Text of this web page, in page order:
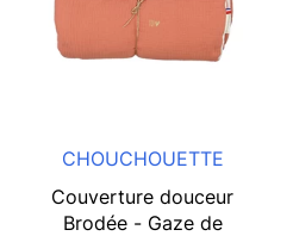
CHOUCHOUETTE
Couverture douceur
Brodée - Gaze de